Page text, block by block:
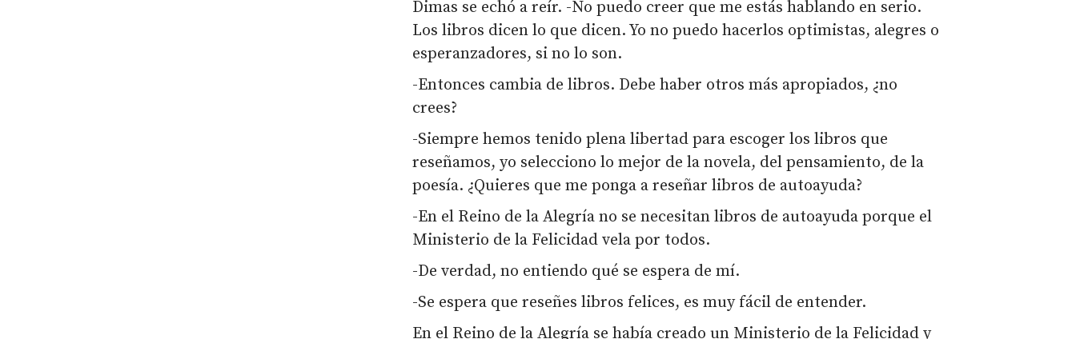
Dimas se echó a reír. -No puedo creer que me estás hablando en serio.
Los libros dicen lo que dicen. Yo no puedo hacerlos optimistas, alegres o
esperanzadores, si no lo son.
-Entonces cambia de libros. Debe haber otros más apropiados, ¿no
crees?
-Siempre hemos tenido plena libertad para escoger los libros que
reseñamos, yo selecciono lo mejor de la novela, del pensamiento, de la
poesía. ¿Quieres que me ponga a reseñar libros de autoayuda?
-En el Reino de la Alegría no se necesitan libros de autoayuda porque el
Ministerio de la Felicidad vela por todos.
-De verdad, no entiendo qué se espera de mí.
-Se espera que reseñes libros felices, es muy fácil de entender.
En el Reino de la Alegría se había creado un Ministerio de la Felicidad y